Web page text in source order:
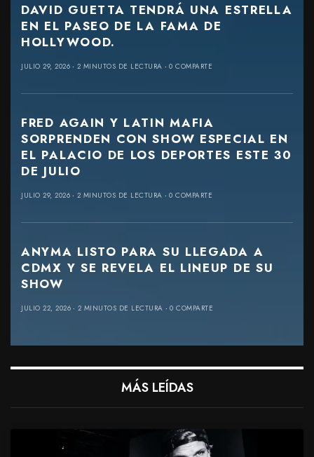
DAVID GUETTA TENDRÁ UNA ESTRELLA
EN EL PASEO DE LA FAMA DE
HOLLYWOOD.
JULIO 29, 2026 2 MINUTOS DE LECTURA 0 COMPARTE
FRED AGAIN Y LATIN MAFIA
SORPRENDEN CON SHOW ESPECIAL EN
EL PALACIO DE LOS DEPORTES ESTE 30
DE JULIO
JULIO 29, 2026 2 MINUTOS DE LECTURA 0 COMPARTE
ANYMA LISTO PARA SU LLEGADA A
CDMX Y SE REVELA EL LINEUP DE SU
SHOW
JULIO 22, 2026 2 MINUTOS DE LECTURA 0 COMPARTE
MÁS LEÍDAS